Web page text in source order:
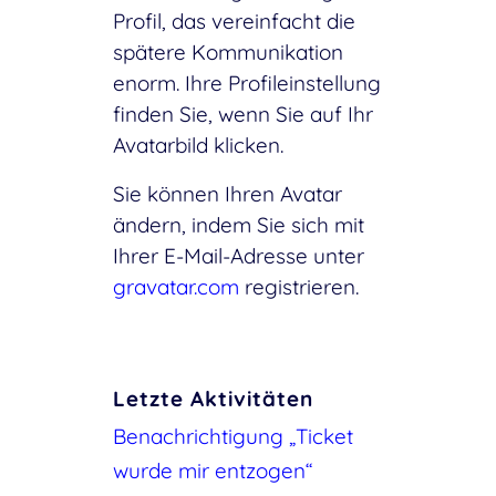
Profil, das vereinfacht die
spätere Kommunikation
enorm. Ihre Profileinstellung
finden Sie, wenn Sie auf Ihr
Avatarbild klicken.
Sie können Ihren Avatar
ändern, indem Sie sich mit
Ihrer E-Mail-Adresse unter
gravatar.com registrieren.
Letzte Aktivitäten
Benachrichtigung „Ticket
wurde mir entzogen“